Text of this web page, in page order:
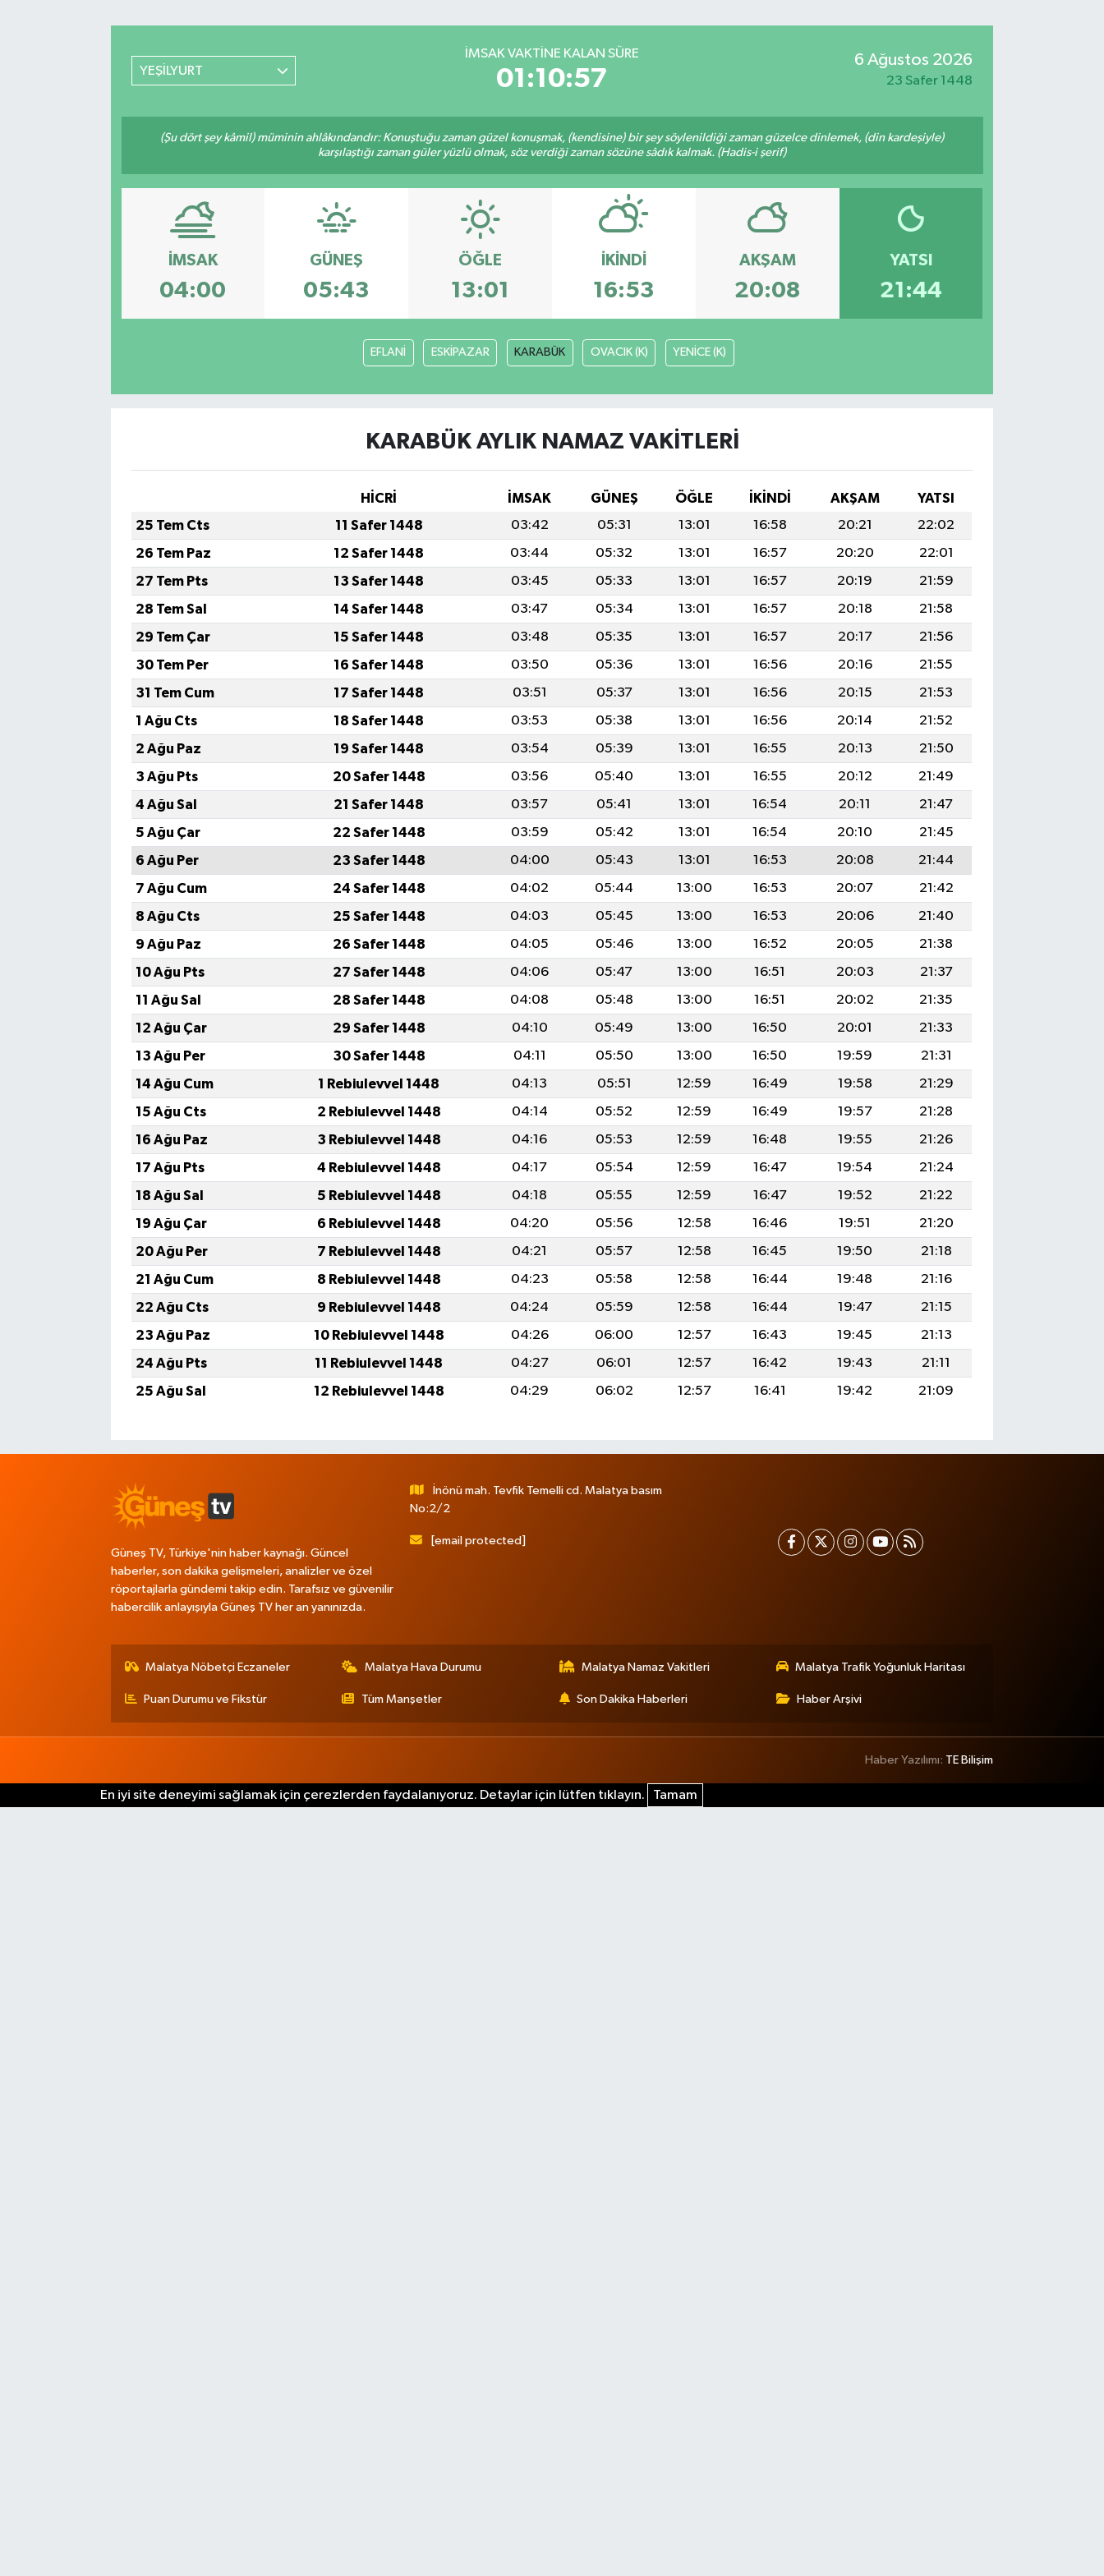
YEŞİLYURT
İMSAK VAKTINE KALAN SÜRE
01:10:56
6 Ağustos 2026
23 Safer 1448
(Şu dört şey kâmil) müminin ahlâkındandır: Konuştuğu zaman güzel konuşmak, (kendisine) bir şey söylenildiği zaman güzelce dinlemek, (din kardeşiyle)
karşılaştığı zaman güler yüzlü olmak, söz verdiği zaman sözüne sâdık kalmak. (Hadis-i şerif)
İMSAK
04:00
GÜNEŞ
05:43
ÖĞLE
13:01
İKINDI
16:53
AKŞAM
20:08
YATSI
21:44
EFLANİ ESKİPAZAR KARABÜK OVACIK (K) YENİCE (K)
KARABÜK AYLIK NAMAZ VAKITLERI
HİCRİ İMSAK GÜNEŞ ÖĞLE İKINDI AKŞAM
YATSI
25 Tem Cts
11 Safer 1448 03:42 05:31 13:01 16:58 20:21
22:02
26 Tem Paz
12 Safer 1448 03:44 05:32 13:01 16:57 20:20
22:01
27 Tem Pts
13 Safer 1448 03:45 05:33 13:01 16:57 20:19
21:59
28 Tem Sal
14 Safer 1448 03:47 05:34 13:01 16:57 20:18
21:58
29 Tem Çar
15 Safer 1448 03:48 05:35 13:01 16:57 20:17
21:56
30 Tem Per
16 Safer 1448 03:50 05:36 13:01 16:56 20:16
21:55
31 Tem Cum
17 Safer 1448 03:51 05:37 13:01 16:56 20:15
21:53
1 Ağu Cts
18 Safer 1448 03:53 05:38 13:01 16:56 20:14
21:52
2 Ağu Paz
19 Safer 1448 03:54 05:39 13:01 16:55 20:13
21:50
3 Ağu Pts
20 Safer 1448 03:56 05:40 13:01 16:55 20:12
21:49
4 Ağu Sal
21 Safer 1448 03:57 05:41 13:01 16:54 20:11
21:47
5 Ağu Çar
22 Safer 1448 03:59 05:42 13:01 16:54 20:10
21:45
6 Ağu Per
23 Safer 1448 04:00 05:43 13:01 16:53 20:08
21:44
7 Ağu Cum
24 Safer 1448 04:02 05:44 13:00 16:53 20:07
21:42
8 Ağu Cts
25 Safer 1448 04:03 05:45 13:00 16:53 20:06
21:40
9 Ağu Paz
26 Safer 1448 04:05 05:46 13:00 16:52 20:05
21:38
10 Ağu Pts
27 Safer 1448 04:06 05:47 13:00 16:51 20:03
21:37
11 Ağu Sal
28 Safer 1448 04:08 05:48 13:00 16:51 20:02
21:35
12 Ağu Çar
29 Safer 1448 04:10 05:49 13:00 16:50 20:01
21:33
13 Ağu Per
30 Safer 1448 04:11 05:50 13:00 16:50 19:59
21:31
14 Ağu Cum
1 Rebiulevvel 1448 04:13 05:51 12:59 16:49 19:58
21:29
15 Ağu Cts
2 Rebiulevvel 1448 04:14 05:52 12:59 16:49 19:57
21:28
16 Ağu Paz
3 Rebiulevvel 1448 04:16 05:53 12:59 16:48 19:55
21:26
17 Ağu Pts
4 Rebiulevvel 1448 04:17 05:54 12:59 16:47 19:54
21:24
18 Ağu Sal
5 Rebiulevvel 1448 04:18 05:55 12:59 16:47 19:52
21:22
19 Ağu Çar
6 Rebiulevvel 1448 04:20 05:56 12:58 16:46 19:51
21:20
20 Ağu Per
7 Rebiulevvel 1448 04:21 05:57 12:58 16:45 19:50
21:18
21 Ağu Cum
8 Rebiulevvel 1448 04:23 05:58 12:58 16:44 19:48
21:16
22 Ağu Cts
9 Rebiulevvel 1448 04:24 05:59 12:58 16:44 19:47
21:15
23 Ağu Paz
10 Rebiulevvel 1448 04:26 06:00 12:57 16:43 19:45
21:13
24 Ağu Pts
11 Rebiulevvel 1448 04:27 06:01 12:57 16:42 19:43
21:11
25 Ağu Sal
12 Rebiulevvel 1448 04:29 06:02 12:57 16:41 19:42 21:09
Güneş TV, Türkiye'nin haber kaynağı. Güncel
haberler, son dakika gelişmeleri, analizler ve özel
röportajlarla gündemi takip edin. Tarafsız ve güvenilir
habercilik anlayışıyla Güneş TV her an yanınızda.
İnönü mah. Tevfik Temelli cd. Malatya basım
No:2/2
[email protected]
Malatya Nöbetçi Eczaneler Malatya Hava Durumu Malatya Namaz Vakitleri Malatya Trafik Yoğunluk Haritası
Puan Durumu ve Fikstür Tüm Manşetler Son Dakika Haberleri Haber Arşivi
Haber Yazılımı: TE Bilişim
En iyi site deneyimi sağlamak için çerezlerden faydalanıyoruz. Detaylar için lütfen tıklayın. Tamam